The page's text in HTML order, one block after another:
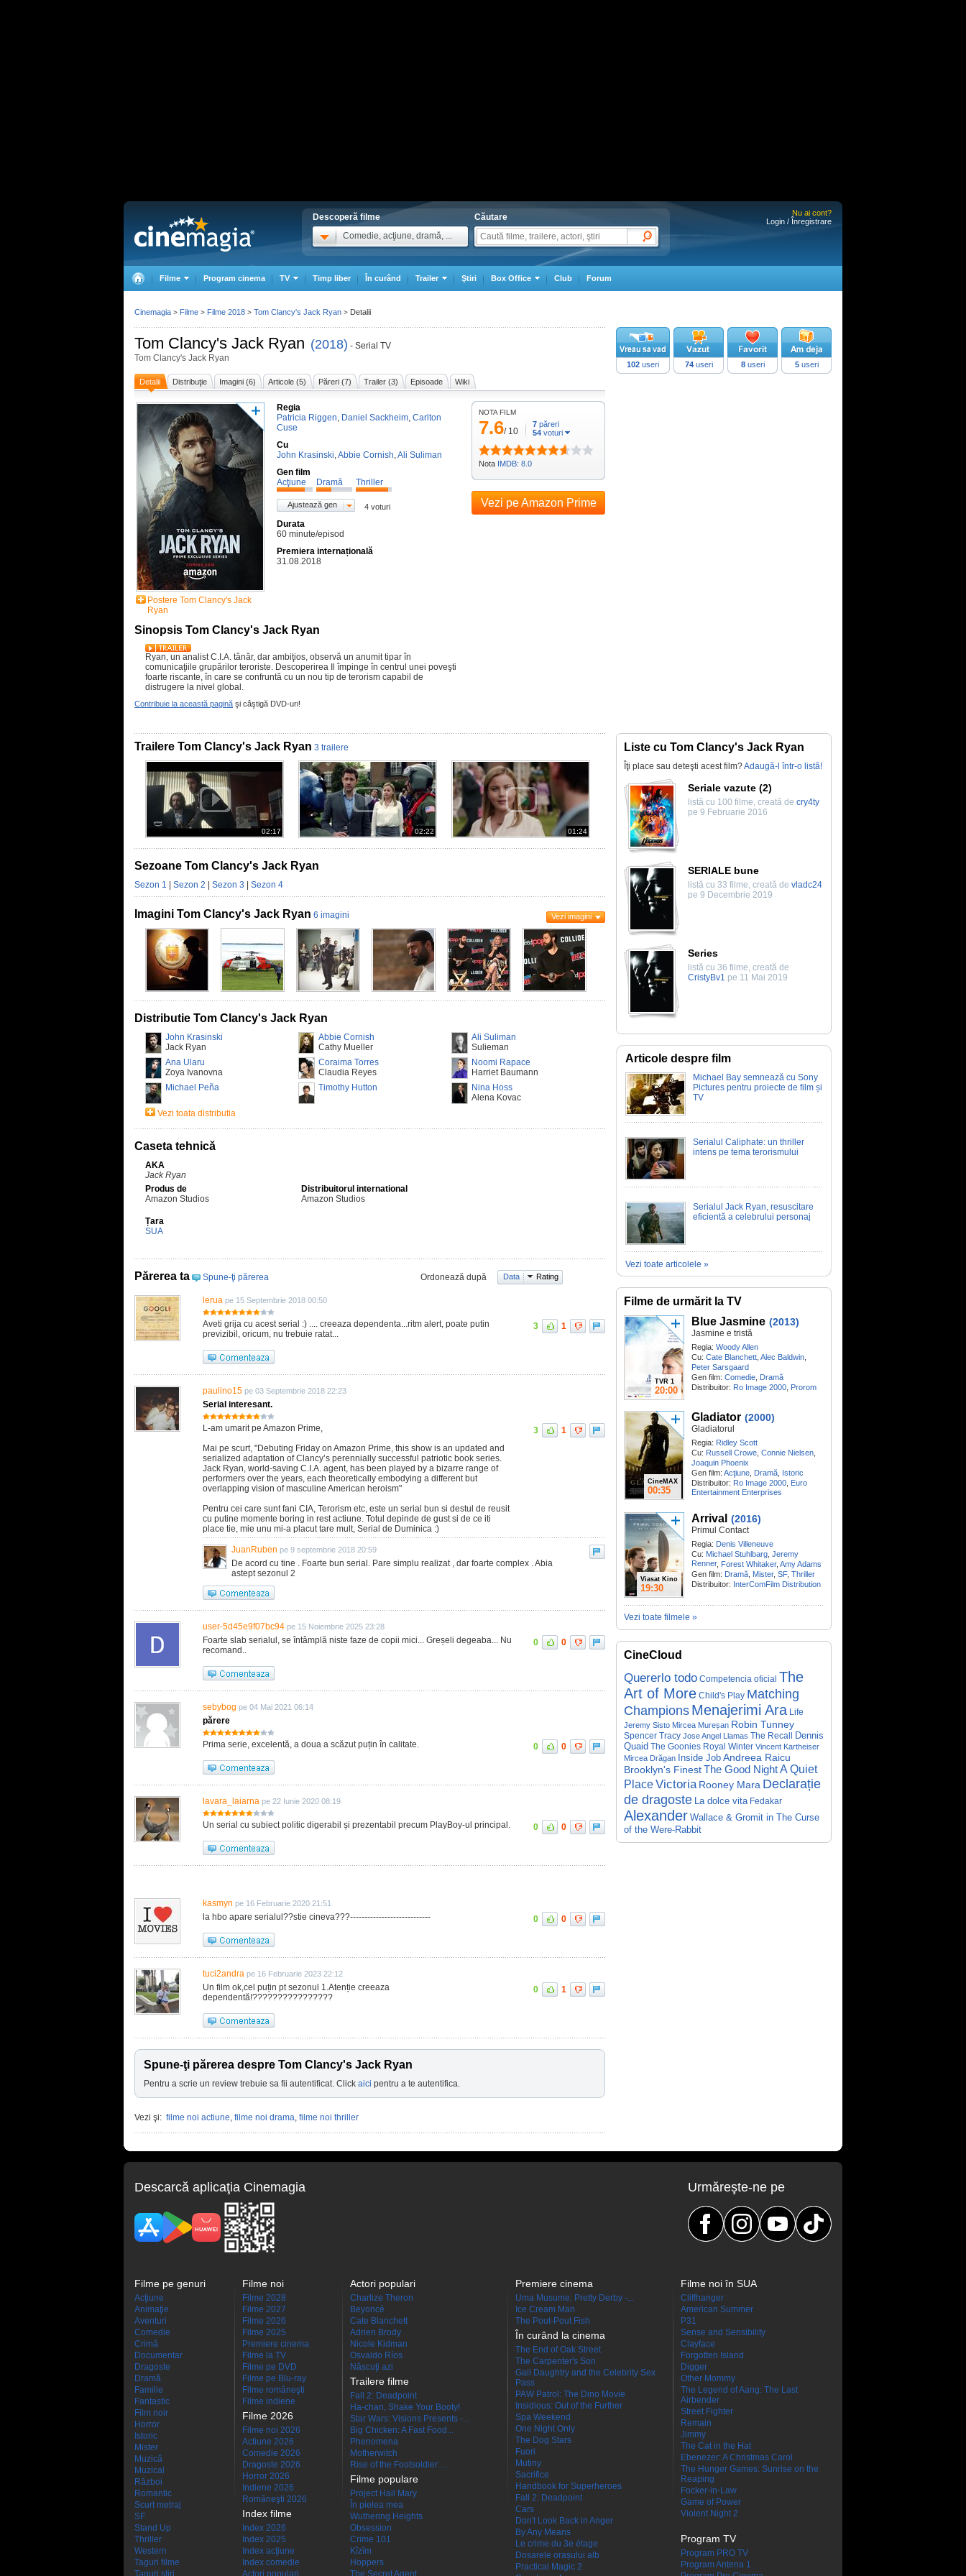
Descoperă filme
Comedie, acţiune, dramă, ...
Căutare
Nu ai cont?
Login / Înregistrare
Filme Program cinema TV Timp liber În curând Trailer Ştiri Box Office Club Forum
Tom Clancy's Jack Ryan (2018) - Serial TV
Tom Clancy's Jack Ryan
Detalii Distribuţie Imagini (6) Articole (5) Păreri (7) Trailer (3) Episoade Wiki
Postere Tom Clancy's Jack
Ryan
Regia
Patricia Riggen, Daniel Sackheim, Carlton
Cuse
Cu
John Krasinski,Abbie Cornish,Ali Suliman
Gen film
Acţiune
Dramă Thriller
Ajustează gen 4 voturi
Durata
60 minute/episod
Premiera internațională
31.08.2018
Sinopsis Tom Clancy's Jack Ryan
Ryan, un analist C.I.A. tânăr, dar ambiţios, observă un anumit tipar în
comunicaţiile grupărilor teroriste. Descoperirea Il împinge în centrul unei poveşti
foarte riscante, în care se confruntă cu un nou tip de terorism capabil de
distrugere la nivel global.
Contribuie la această pagină şi câştigă DVD-uri!
NOTA FILM
7.6/ 10
7 păreri
54 voturi
Nota IMDB: 8.0
Vezi pe Amazon Prime
102 useri 74useri 8useri 5useri
Trailere Tom Clancy's Jack Ryan 3 trailere
02:17 02:22 01:24
Sezoane Tom Clancy's Jack Ryan
Sezon 1 Sezon 2 Sezon 3 Sezon 4
Imagini Tom Clancy's Jack Ryan 6 imagini Vezi imagini
Distributie Tom Clancy's Jack Ryan
John Krasinski
Jack Ryan
Abbie Cornish
Cathy Mueller
Ali Suliman
Sulieman
Ana Ularu
Zoya Ivanovna
Coraima Torres
Claudia Reyes
Noomi Rapace
Harriet Baumann
Michael Peña
Timothy Hutton
Nina Hoss
Alena Kovac
Vezi toata distributia
Caseta tehnică
AKA
Jack Ryan
Produs de
Amazon Studios
Distribuitorul international
Amazon Studios
Țara
SUA
Părerea ta Spune-ţi părerea Ordonează după Data Rating
lerua pe 15 Septembrie 2018 00:50
Aveti grija cu acest serial :) .... creeaza dependenta...ritm alert, poate putin
previzibil, oricum, nu trebuie ratat...
3 1
paulino15 pe 03 Septembrie 2018 22:23
Serial interesant.
L-am umarit pe Amazon Prime,
Mai pe scurt, "Debuting Friday on Amazon Prime, this show is an updated and
serialized adaptation of Clancy’s perennially successful patriotic book series.
Jack Ryan, world-saving C.I.A. agent, has been played by a bizarre range of
performers over the years, each theoretically embodying a different but
overlapping vision of masculine American heroism"
Pentru cei care sunt fani CIA, Terorism etc, este un serial bun si destul de reusit
cu putine momente boring in rest actiune. Totul depinde de gust si de ce iti
place tie, mie unu mi-a placut tare mult, Serial de Duminica :)
3 1
JuanRuben pe 9 septembrie 2018 20:59
De acord cu tine . Foarte bun serial. Pare simplu realizat , dar foarte complex . Abia
astept sezonul 2
user-5d45e9f07bc94 pe 15 Noiembrie 2025 23:28
Foarte slab serialul, se întâmplă niste faze de copii mici... Greșeli degeaba... Nu
recomand..
0 0
sebybog pe 04 Mai 2021 06:14
părere
Prima serie, excelentă, a doua a scăzut puțin în calitate. 0 0
lavara_laiarna pe 22 Iunie 2020 08:19
Un serial cu subiect politic digerabil și prezentabil precum PlayBoy-ul principal. 0 0
kasmyn pe 16 Februarie 2020 21:51
la hbo apare serialul??stie cineva???---------------------------- 0 0
tuci2andra pe 16 Februarie 2023 22:12
Un film ok,cel puțin pt sezonul 1.Atenție creeaza
dependentă!????????????????
0 1
Spune-ţi părerea despre Tom Clancy's Jack Ryan
Pentru a scrie un review trebuie sa fii autentificat. Click aici pentru a te autentifica.
Vezi şi: filme noi actiune, filme noi drama, filme noi thriller
Liste cu Tom Clancy's Jack Ryan
Îţi place sau deteşti acest film?Adaugă-l într-o listă!
Seriale vazute (2)
listă cu 100 filme, creată de cry4ty
pe 9 Februarie 2016
SERIALE bune
listă cu 33 filme, creată de vladc24
pe 9 Decembrie 2019
Series
listă cu 36 filme, creată de
CristyBv1 pe 11 Mai 2019
Articole despre film
Michael Bay semnează cu Sony
Pictures pentru proiecte de film și
TV
Serialul Caliphate: un thriller
intens pe tema terorismului
Serialul Jack Ryan, resuscitare
eficientă a celebrului personaj
Vezi toate articolele »
Filme de urmărit la TV
TVR 1
20:00
Blue Jasmine (2013)
Jasmine e tristă
Regia: Woody Allen
Cu: Cate Blanchett Alec Baldwin
Peter Sarsgaard
Gen film: Comedie Dramă
Distribuitor: Ro Image 2000 Prorom
CineMAX
00:35
Gladiator (2000)
Gladiatorul
Regia: Ridley Scott
Cu: Russell Crowe Connie Nielsen
Joaquin Phoenix
Gen film: Acţiune Dramă Istoric
Distribuitor: Ro Image 2000 Euro
Entertainment Enterprises
Viasat Kino
19:30
Arrival (2016)
Primul Contact
Regia: Denis Villeneuve
Cu: Michael Stuhlbarg Jeremy
Renner, Forest Whitaker, Amy Adams
Gen film: Dramă Mister, SF, Thriller
Distribuitor: InterComFilm Distribution
Vezi toate filmele »
CineCloud
Quererlo todo Competencia oficial The
Art of More Child's Play Matching
ChampionsMenajerimi Ara Life
Jeremy Sisto Mircea Mureșan Robin Tunney
Spencer Tracy Jose Angel Llamas The Recall
Dennis
Quaid The Goonies Royal Winter Vincent Kartheiser
Mircea Drăgan Inside Job Andreea Raicu
Brooklyn's FinestThe Good NightA Quiet
PlaceVictoria Rooney Mara Declarație
de dragoste La dolce vita Fedakar
Alexander Wallace & Gromit in The Curse
of the Were-Rabbit
Cinemagia > Filme > Filme 2018 > Tom Clancy's Jack Ryan > Detalii
Descarcă aplicaţia Cinemagia Urmăreşte-ne pe
Filme pe genuri
Acţiune
Animaţie
Aventuri
Comedie
Crimă
Documentar
Dragoste
Dramă
Familie
Fantastic
Film noir
Horror
Istoric
Mister
Muzică
Muzical
Război
Romantic
Scurt metraj
SF
Stand Up
Thriller
Western
Taguri filme
Taguri stiri
Filme noi
Filme 2028
Filme 2027
Filme 2026
Filme 2025
Premiere cinema
Filme la TV
Filme pe DVD
Filme pe Blu-ray
Filme româneşti
Filme indiene
Filme 2026
Filme noi 2026
Actiune 2026
Comedie 2026
Dragoste 2026
Horror 2026
Indiene 2026
Româneşti 2026
Index filme
Index 2026
Index 2025
Index acţiune
Index comedie
Actori populari
Actori populari
Charlize Theron
Beyoncé
Cate Blanchett
Adrien Brody
Nicole Kidman
Osvaldo Ríos
Născuţi azi
Trailere filme
Fall 2: Deadpoint
Ha-chan, Shake Your Booty!
Star Wars: Visions Presents -...
Big Chicken: A Fast Food...
Phenomena
Motherwitch
Rise of the Footsoldier:...
Filme populare
Project Hail Mary
În pielea mea
Wuthering Heights
Obsession
Crime 101
Kîzîm
Hoppers
The Secret Agent
Premiere cinema
Uma Musume: Pretty Derby -...
Ice Cream Man
The Pout-Pout Fish
În curând la cinema
The End of Oak Street
The Carpenter's Son
Gail Daughtry and the Celebrity Sex
Pass
PAW Patrol: The Dino Movie
Insidious: Out of the Further
Spa Weekend
One Night Only
The Dog Stars
Fuori
Mutiny
Sacrifice
Handbook for Superheroes
Fall 2: Deadpoint
Cars
Don't Look Back in Anger
By Any Means
Le crime du 3e étage
Dosarele orașului alb
Practical Magic 2
Filme noi în SUA
Cliffhanger
American Summer
P31
Sense and Sensibility
Clayface
Forgotten Island
Digger
Other Mommy
The Legend of Aang: The Last
Airbender
Street Fighter
Remain
Jimmy
The Cat in the Hat
Ebenezer: A Christmas Carol
The Hunger Games: Sunrise on the
Reaping
Focker-in-Law
Game of Power
Violent Night 2
Program TV
Program PRO TV
Program Antena 1